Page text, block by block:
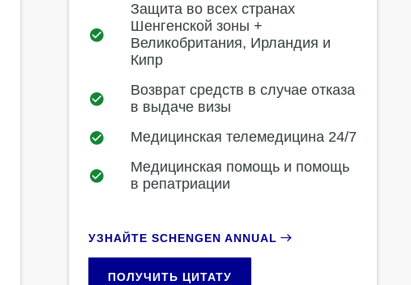
Защита во всех странах
Шенгенской зоны +
Великобритания, Ирландия и
Кипр
Возврат средств в случае отказа
в выдаче визы
Медицинская телемедицина 24/7
Медицинская помощь и помощь
в репатриации
УЗНАЙТЕ SCHENGEN ANNUAL
ПОЛУЧИТЬ ЦИТАТУ